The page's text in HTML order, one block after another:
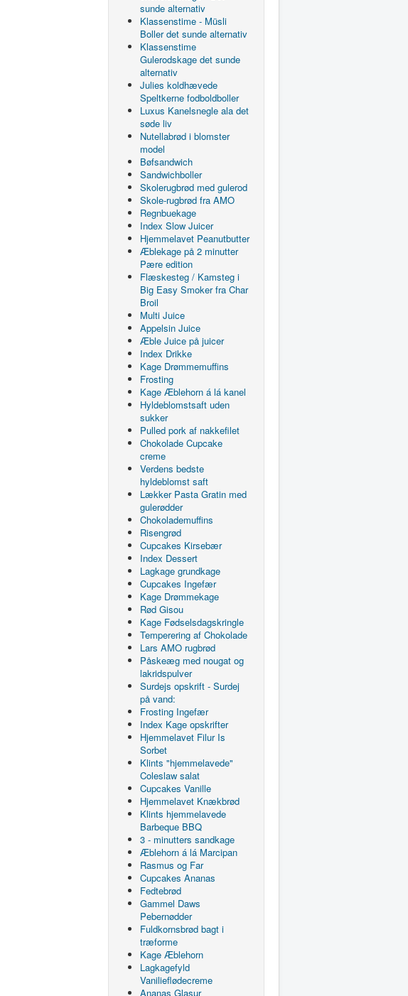
sunde alternativ
Klassenstime - Müsli
Boller det sunde alternativ
Klassenstime
Gulerodskage det sunde
alternativ
Julies koldhævede
Speltkerne fodboldboller
Luxus Kanelsnegle ala det
søde liv
Nutellabrød i blomster
model
Bøfsandwich
Sandwichboller
Skolerugbrød med gulerod
Skole-rugbrød fra AMO
Regnbuekage
Index Slow Juicer
Hjemmelavet Peanutbutter
Æblekage på 2 minutter
Pære edition
Flæskesteg / Kamsteg i
Big Easy Smoker fra Char
Broil
Multi Juice
Appelsin Juice
Æble Juice på juicer
Index Drikke
Kage Drømmemuffins
Frosting
Kage Æblehorn á lá kanel
Hyldeblomstsaft uden
sukker
Pulled pork af nakkefilet
Chokolade Cupcake
creme
Verdens bedste
hyldeblomst saft
Lækker Pasta Gratin med
gulerødder
Chokolademuffins
Risengrød
Cupcakes Kirsebær
Index Dessert
Lagkage grundkage
Cupcakes Ingefær
Kage Drømmekage
Rød Gisou
Kage Fødselsdagskringle
Temperering af Chokolade
Lars AMO rugbrød
Påskeæg med nougat og
lakridspulver
Surdejs opskrift - Surdej
på vand:
Frosting Ingefær
Index Kage opskrifter
Hjemmelavet Filur Is
Sorbet
Klints "hjemmelavede"
Coleslaw salat
Cupcakes Vanille
Hjemmelavet Knækbrød
Klints hjemmelavede
Barbeque BBQ
3 - minutters sandkage
Æblehorn á lá Marcipan
Rasmus og Far
Cupcakes Ananas
Fedtebrød
Gammel Daws
Pebernødder
Fuldkornsbrød bagt i
træforme
Kage Æblehorn
Lagkagefyld
Vanilieflødecreme
Ananas Glasur